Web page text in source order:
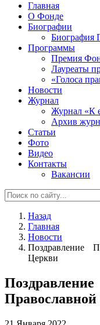
Главная
О Фонде
Биографии
Биография
Программы
Премия
Лауреаты
«Голоса
Новости
Журнал
Журнал «К
Архив
Статьи
Фото
Видео
Контакты
Вакансии
Назад
Главная
Новости
Поздравление
Церкви